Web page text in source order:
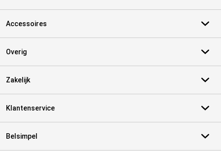
Accessoires
Overig
Zakelijk
Klantenservice
Belsimpel